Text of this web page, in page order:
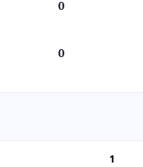
0
0
1